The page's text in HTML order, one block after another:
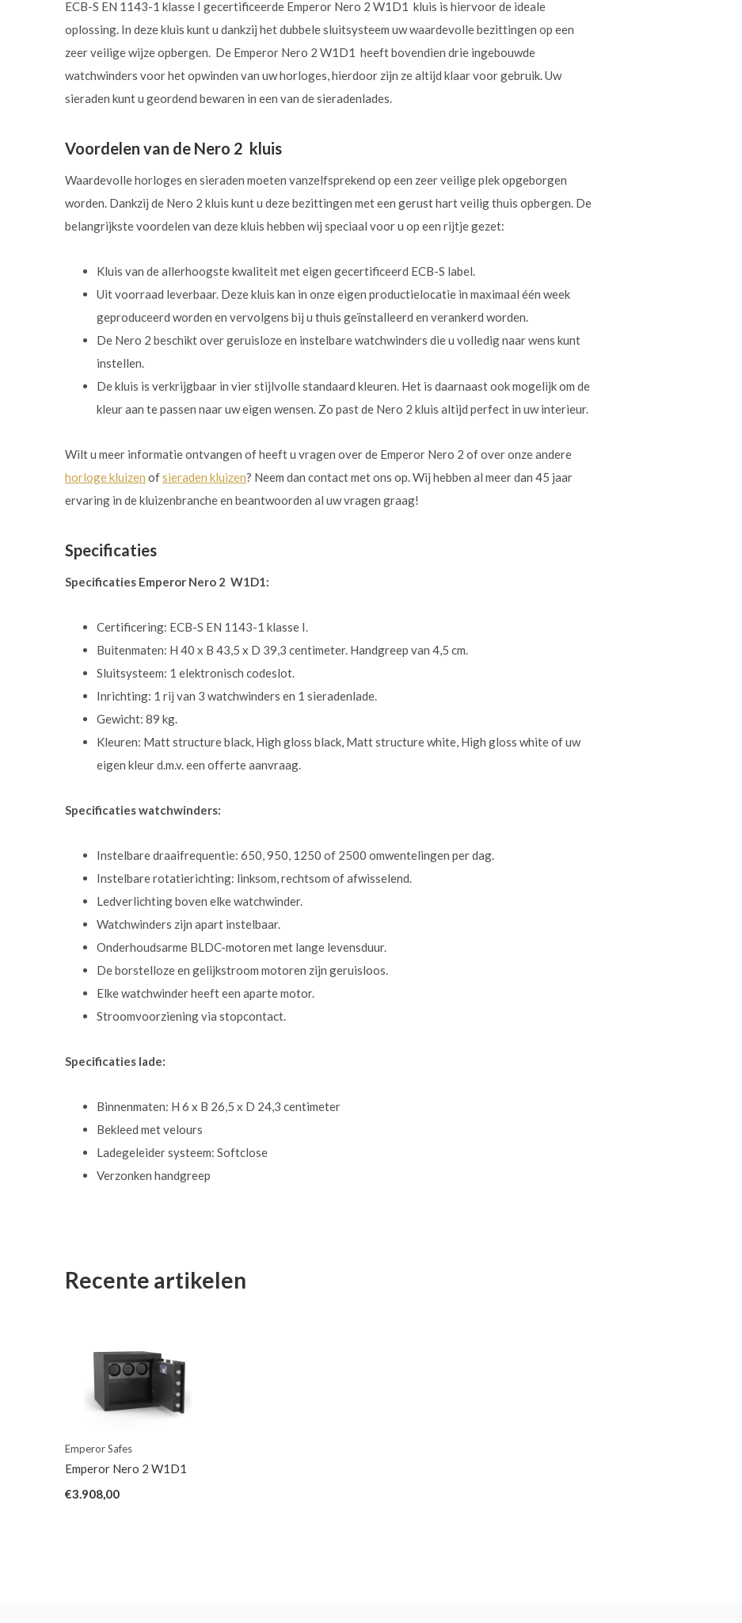
ECB-S EN 1143-1 klasse I gecertificeerde Emperor Nero 2 W1D1 kluis is hiervoor de ideale
oplossing. In deze kluis kunt u dankzij het dubbele sluitsysteem uw waardevolle bezittingen op een
zeer veilige wijze opbergen. De Emperor Nero 2 W1D1 heeft bovendien drie ingebouwde
watchwinders voor het opwinden van uw horloges, hierdoor zijn ze altijd klaar voor gebruik. Uw
sieraden kunt u geordend bewaren in een van de sieradenlades.
Voordelen van de Nero 2 kluis
Waardevolle horloges en sieraden moeten vanzelfsprekend op een zeer veilige plek opgeborgen
worden. Dankzij de Nero 2 kluis kunt u deze bezittingen met een gerust hart veilig thuis opbergen. De
belangrijkste voordelen van deze kluis hebben wij speciaal voor u op een rijtje gezet:
Kluis van de allerhoogste kwaliteit met eigen gecertificeerd ECB-S label.
Uit voorraad leverbaar. Deze kluis kan in onze eigen productielocatie in maximaal één week
geproduceerd worden en vervolgens bij u thuis geïnstalleerd en verankerd worden.
De Nero 2 beschikt over geruisloze en instelbare watchwinders die u volledig naar wens kunt
instellen.
De kluis is verkrijgbaar in vier stijlvolle standaard kleuren. Het is daarnaast ook mogelijk om de
kleur aan te passen naar uw eigen wensen. Zo past de Nero 2 kluis altijd perfect in uw interieur.
Wilt u meer informatie ontvangen of heeft u vragen over de Emperor Nero 2 of over onze andere
horloge kluizen ofsieraden kluizen? Neem dan contact met ons op. Wij hebben al meer dan 45 jaar
ervaring in de kluizenbranche en beantwoorden al uw vragen graag!
Specificaties
Specificaties Emperor Nero 2 W1D1:
Certificering: ECB-S EN 1143-1 klasse I.
Buitenmaten: H 40 x B 43,5 x D 39,3 centimeter. Handgreep van 4,5 cm.
Sluitsysteem: 1 elektronisch codeslot.
Inrichting: 1 rij van 3 watchwinders en 1 sieradenlade.
Gewicht: 89 kg.
Kleuren: Matt structure black, High gloss black, Matt structure white, High gloss white of uw
eigen kleur d.m.v. een offerte aanvraag.
Specificaties watchwinders:
Instelbare draaifrequentie: 650, 950, 1250 of 2500 omwentelingen per dag.
Instelbare rotatierichting: linksom, rechtsom of afwisselend.
Ledverlichting boven elke watchwinder.
Watchwinders zijn apart instelbaar.
Onderhoudsarme BLDC-motoren met lange levensduur.
De borstelloze en gelijkstroom motoren zijn geruisloos.
Elke watchwinder heeft een aparte motor.
Stroomvoorziening via stopcontact.
Specificaties lade:
Binnenmaten: H 6 x B 26,5 x D 24,3 centimeter
Bekleed met velours
Ladegeleider systeem: Softclose
Verzonken handgreep
Recente artikelen
Emperor Safes
Emperor Nero 2 W1D1
€3.908,00